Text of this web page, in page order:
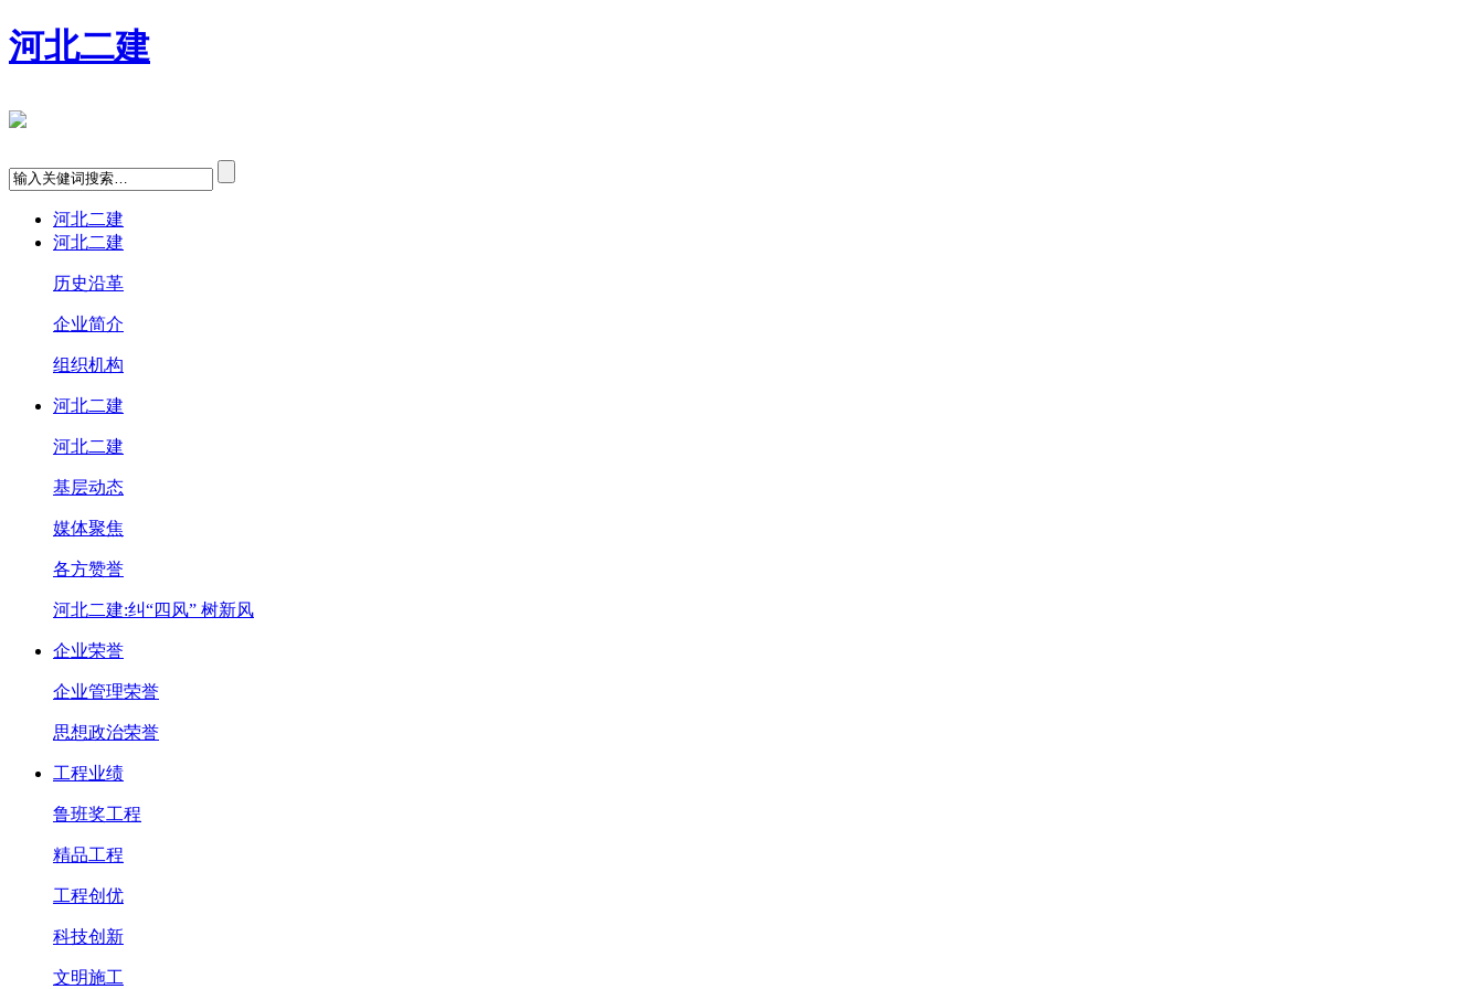
河北二建
河北二建
河北二建
历史沿革
企业简介
组织机构
河北二建
河北二建
基层动态
媒体聚焦
各方赞誉
河北二建:纠“四风” 树新风
企业荣誉
企业管理荣誉
思想政治荣誉
工程业绩
鲁班奖工程
精品工程
工程创优
科技创新
文明施工